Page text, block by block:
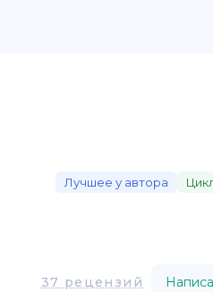
Лучшее у автора
37 рецензий